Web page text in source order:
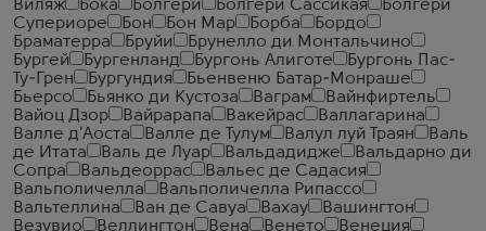
Виляж
Бока Болгери Болгери Сассикая
Болгери
Супериоре
Бон Бон Мар Борба
Бордо
Браматерра
Бруйи
Брунелло ди Монтальчино
Бургей
Бургенланд Бургонь Алиготе
Бургонь Пас-
Ту-Грен
Бургундия
Бьенвеню Батар-Монраше
Бьерсо
Бьянко ди Кустоза Ваграм
Вайнфиртель
Вайоц Дзор
Вайрарапа Вакейрас
Валлагарина
Валле д'Аоста
Валле де Тулум Валул луй Траян
Валь
де Итата
Валь де Луар Вальдадидже
Вальдарно ди
Сопра
Вальдеоррас
Вальес де Садасия
Вальполичелла
Вальполичелла Рипассо
Вальтеллина
Ван де Савуа Вахау
Вашингтон
Везувио
Веллингтон Вена Венето
Венеция